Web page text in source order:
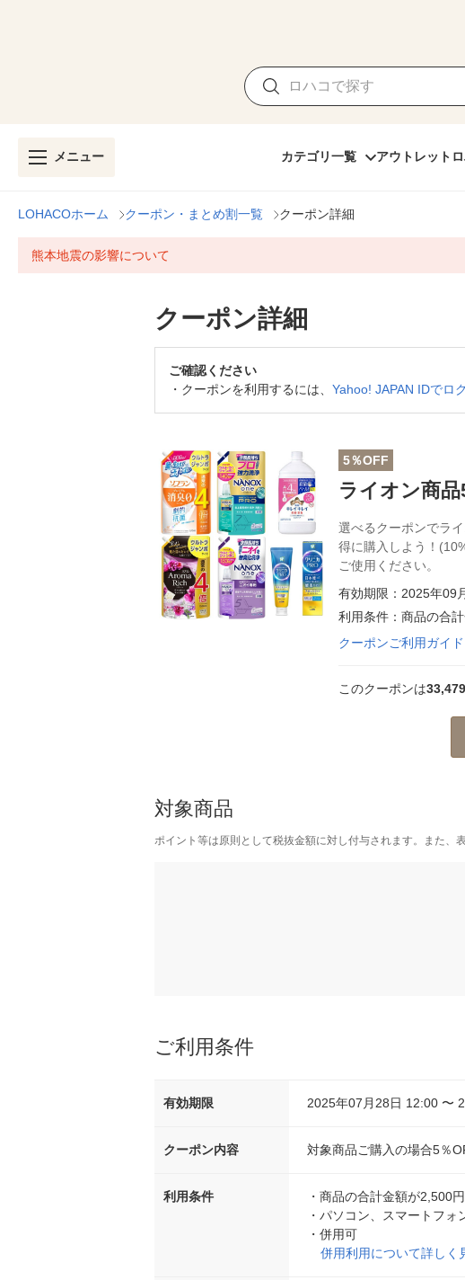
メニュー カテゴリ一覧 アウトレット
LOHACOホーム クーポン・まとめ割一覧 クーポン詳細
熊本地震の影響について
クーポン詳細
ご確認ください
・ クーポンを利用するには、 Yahoo! JAPAN IDでロ
5％OFF
ライオン商
選べるクーポンでラ
得に購入しよう！
ご使用ください。
有効期限：2025年09
利用条件：商品の合
クーポンご利用ガイ
このクーポンは33,479
対象商品
ポイント等は原則として税抜金額に対し付与されます。また、
ご利用条件
有効期限 2025年07月28日 12:00 〜
クーポン内容 対象商品ご購入の場合5％
利用条件 ・ 商品の合計金額が2,500
・ パソコン、スマートフォ
・ 併用可
併用利用について詳しく